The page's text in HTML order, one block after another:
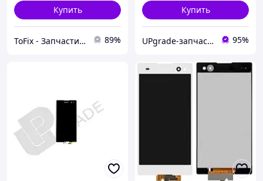
Купить
ToFix - Запчасти и комплектующие к гаджетам 89%
Купить
UPgrade-запчасти для мобильных телефонов и планшетов 95%